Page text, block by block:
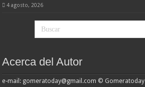
4 agosto, 2026
Acerca del Autor
e-mail: gomeratoday@gmail.com © Gomeratoday